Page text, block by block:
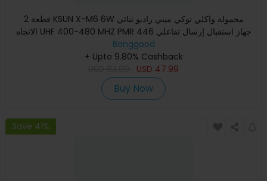
2 قطعة KSUN X-M6 6W محمولة واكلي توكي ميني راديو ثنائي
الاتجاه UHF 400-480 MHZ PMR 446 جهاز استقبال إرسال تفاعلي
مع هوائ
Banggood
+ Upto 9.80% Cashback
USD 47.99
Buy Now
Save 41%